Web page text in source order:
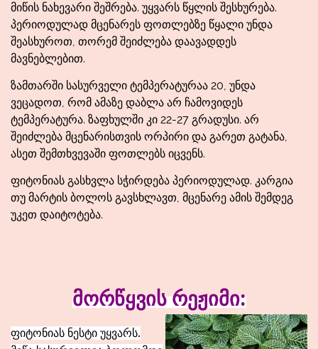
მიწის ნახევარი შეშრება. უყვარს წყლის შესხურება.
პერიოდულად მცენარეს ფოთლებზე წყალი უნდა
შეასხუროთ, თორემ შეიძლება დაავადდეს
მავნებლებით.
ზამთარში სასურველი ტემპერატურაა 20, უნდა
ვეცადოთ, რომ ამაზე დაბლა არ ჩამოვიდეს
ტემპერატურა. ზაფხულში კი 22-27 გრადუსი. არ
შეიძლება მცენარისთვის ორპირი და გარეთ გატანა,
ასეთ შემთხვევაში ფოთლებს იცვენს.
ფიტონიას გასხვლა სჭირდება პერიოდულად. კარგია
თუ მარტის ბოლოს გავსხლავთ, მცენარე ამის შემდეგ
უკეთ დაიტოტება.
მორწყვის რეჟიმი:
ფიტონიას ნესტი უყვარს.